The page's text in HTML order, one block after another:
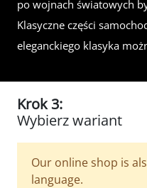
po wojnach światowych
Klasyczne części
eleganckiego klasyka
Krok 3:
Wybierz wariant
Our online shop is
language.